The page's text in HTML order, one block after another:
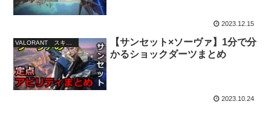
2023.12.15
【サンセット×ソーヴァ】1分で分
かるショックダーツまとめ
2023.10.24